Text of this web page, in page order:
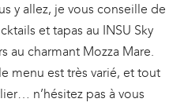
y allez, je vous conseille de
et tapas au INSU Sky
au charmant Mozza Mare.
menu est très varié, et tout
n’hésitez pas à vous